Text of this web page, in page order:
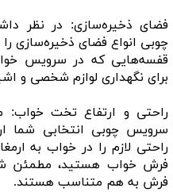
فضای ذخیره‌سازی: در نظر
چوبی انواع فضای ذخیره‌سازی را
قفسه‌هایی که در سرویس
برای نگهداری لوازم شخصی و
راحتی و ارتفاع تخت
سرویس چوبی انتخابی شما
راحتی لازم را در خواب به
فرش خواب هستید، مطمئن
فرش به هم متناسب هستند.